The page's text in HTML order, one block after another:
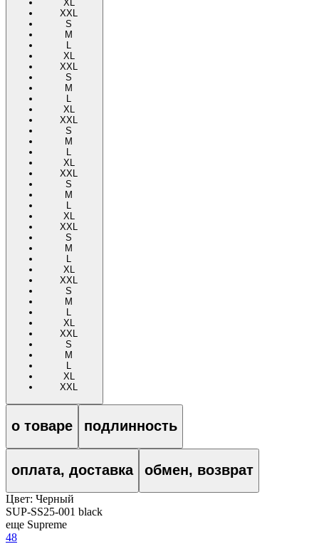
XL
XXL
S
M
L
XL
XXL
S
M
L
XL
XXL
S
M
L
XL
XXL
S
M
L
XL
XXL
S
M
L
XL
XXL
S
M
L
XL
XXL
S
M
L
XL
XXL
о товаре подлинность
оплата, доставка обмен, возврат
Цвет: Черный
SUP-SS25-001 black
еще Supreme
48